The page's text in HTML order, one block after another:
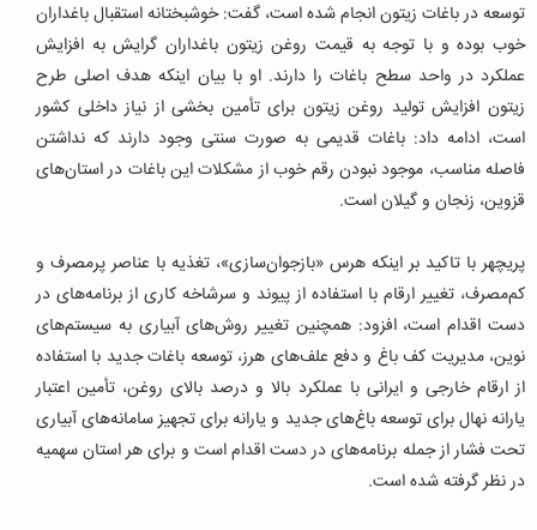
توسعه در باغات زیتون انجام شده است، گفت: خوشبختانه استقبال باغداران
خوب بوده و با توجه به قیمت روغن زیتون باغداران گرایش به افزایش
عملکرد در واحد سطح باغات را دارند. او با بیان اینکه هدف اصلی طرح
زیتون افزایش تولید روغن زیتون برای تأمین بخشی از نیاز داخلی کشور
است، ادامه داد: باغات قدیمی به صورت سنتی وجود دارند که نداشتن
فاصله مناسب، موجود نبودن رقم خوب از مشکلات این باغات در استان‌های
قزوین، زنجان و گیلان است.
پریچهر با تاکید بر اینکه هرس «بازجوان‌سازی»، تغذیه با عناصر پرمصرف و
کم‌مصرف، تغییر ارقام با استفاده از پیوند و سرشاخه کاری از برنامه‌های در
دست اقدام است، افزود: همچنین تغییر روش‌های آبیاری به سیستم‌های
نوین، مدیریت کف باغ و دفع علف‌های هرز، توسعه باغات جدید با استفاده
از ارقام خارجی و ایرانی با عملکرد بالا و درصد بالای روغن، تأمین اعتبار
یارانه نهال برای توسعه باغ‌های جدید و یارانه برای تجهیز سامانه‌های آبیاری
تحت فشار از جمله برنامه‌های در دست اقدام است و برای هر استان سهمیه
در نظر گرفته شده است.